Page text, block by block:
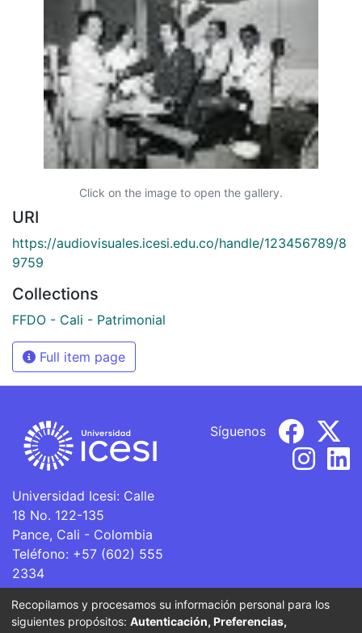
Click on the image to open the gallery.
URI
https://audiovisuales.icesi.edu.co/handle/123456789/8
9759
Collections
FFDO - Cali - Patrimonial
Full item page
Universidad Icesi: Calle
18 No. 122-135
Pance, Cali - Colombia
Teléfono: +57 (602) 555
2334
ventanillaunica@icesi.edu.co
Síguenos
Recopilamos y procesamos su información personal para los
siguientes propósitos: Autenticación, Preferencias,